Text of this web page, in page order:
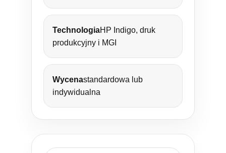
TechnologiaHP Indigo, druk
produkcyjny i MGI
Wycenastandardowa lub
indywidualna